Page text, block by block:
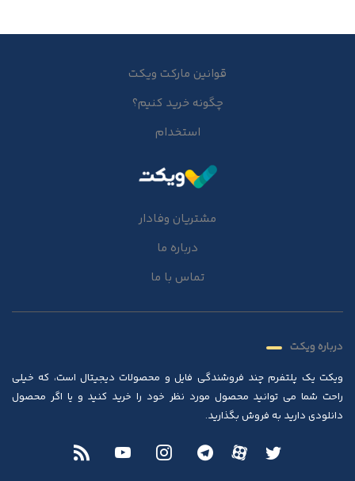
قوانین مارکت ویکت
چگونه خرید کنیم؟
استخدام
مشتریان وفادار
درباره ما
تماس با ما
درباره ویکت
ویکت یک پلتفرم چند فروشندگی فایل و محصولات دیجیتال است، که خیلی
راحت شما می توانید محصول مورد نظر خود را خرید کنید و یا اگر محصول
دانلودی دارید به فروش بگذارید.